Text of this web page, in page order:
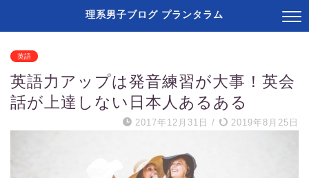
理系男子ブログ プランタラム
英語
英語力アップは発音練習が大事！英会
話が上達しない日本人あるある
2017年12月31日 / 2019年8月25日